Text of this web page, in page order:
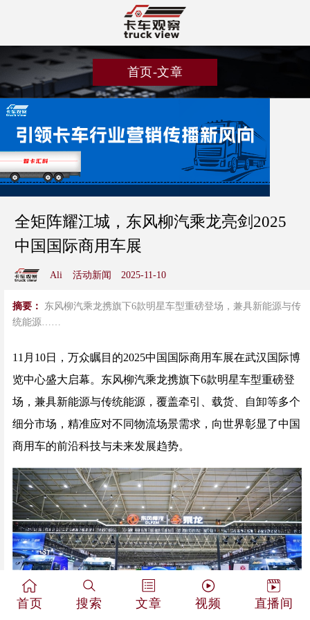
首页-文章
全矩阵耀江城，东风柳汽乘龙亮剑2025
中国国际商用车展
Ali 活动新闻 2025-11-10
摘要：
东风柳汽乘龙携旗下6款明星车型重磅登场，兼具新能源与传
统能源……
11月10日，万众瞩目的2025中国国际商用车展在武汉国际博
览中心盛大启幕。东风柳汽乘龙携旗下6款明星车型重磅登
场，兼具新能源与传统能源，覆盖牵引、载货、自卸等多个
细分市场，精准应对不同物流场景需求，向世界彰显了中国
商用车的前沿科技与未来发展趋势。
首页 搜索 文章 视频 直播间